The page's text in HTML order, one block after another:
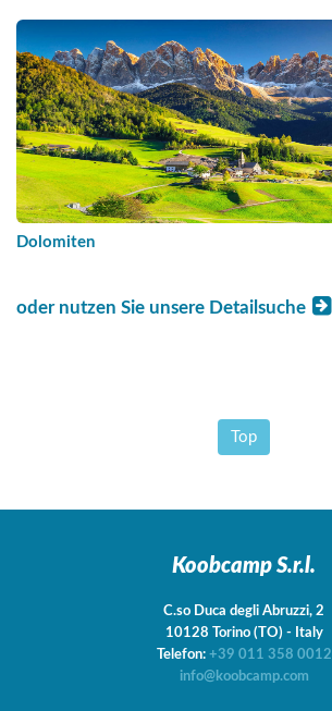
Dolomiten
oder nutzen Sie unsere Detailsuche
Top
Koobcamp S.r.l.
C.so Duca degli Abruzzi, 2
10128 Torino (TO) - Italy
Telefon: +39 011 358 0012
info@koobcamp.com